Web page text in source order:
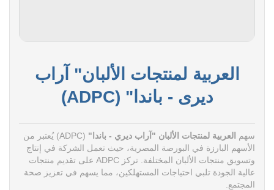
العربية لمنتجات الألبان" آراب
ديرى - باندا" (ADPC)
سهم العربية لمنتجات الألبان "آراب ديري - باندا"
(ADPC) يُعتبر من
الأسهم البارزة في البورصة المصرية، حيث تعمل الشركة في إنتاج
وتسويق منتجات الألبان المختلفة. تركز ADPC على تقديم منتجات
عالية الجودة تلبي احتياجات المستهلكين، مما يسهم في تعزيز صحة
المجتمع.